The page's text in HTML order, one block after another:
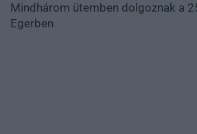
Mindhárom ütemben dolgoznak a
Egerben